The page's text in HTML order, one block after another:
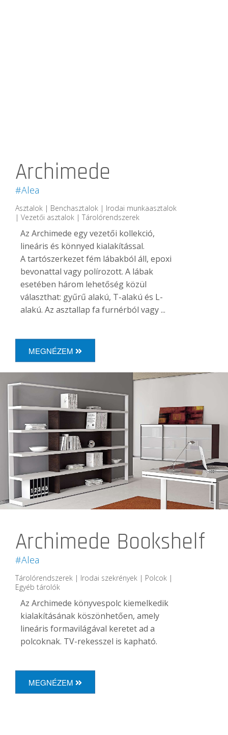
Archimede
#Alea
Asztalok | Benchasztalok | Irodai munkaasztalok
| Vezetői asztalok | Tárolórendszerek
Az Archimede egy vezetői kollekció,
lineáris és könnyed kialakítással.
A tartószerkezet fém lábakból áll, epoxi
bevonattal vagy polírozott. A lábak
esetében három lehetőség közül
választhat: gyűrű alakú, T-alakú és L-
alakú. Az asztallap fa furnérból vagy ...
MEGNÉZEM
Archimede Bookshelf
#Alea
Tárolórendszerek | Irodai szekrények | Polcok |
Egyéb tárolók
Az Archimede könyvespolc kiemelkedik
kialakításának köszönhetően, amely
lineáris formavilágával keretet ad a
polcoknak. TV-rekesszel is kapható.
MEGNÉZEM